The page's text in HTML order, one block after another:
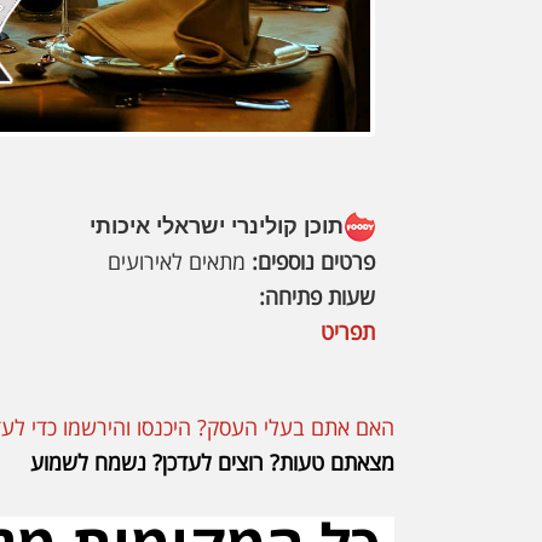
תוכן קולינרי ישראלי איכותי
פרטים נוספים: מתאים לאירועים
שעות פתיחה:
תפריט
האם אתם בעלי העסק? היכנסו והירשמו כדי
מצאתם טעות? רוצים לעדכן? נשמח לשמוע